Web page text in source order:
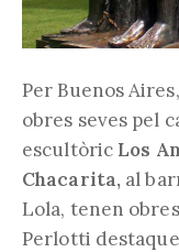
Per Buenos
obres seves pel
escultòric Los
Chacarita, al
Lola, tenen
Perlotti